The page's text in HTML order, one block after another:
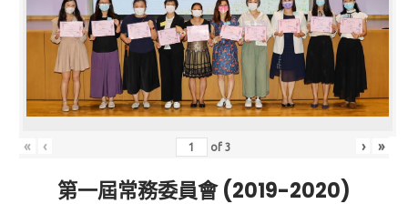
« ‹ of3 › »
第一屆常務委員會 (2019-2020)